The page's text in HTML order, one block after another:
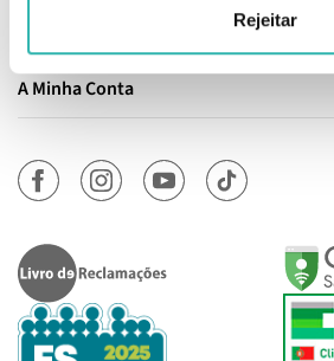
Rejeitar
A Minha Conta